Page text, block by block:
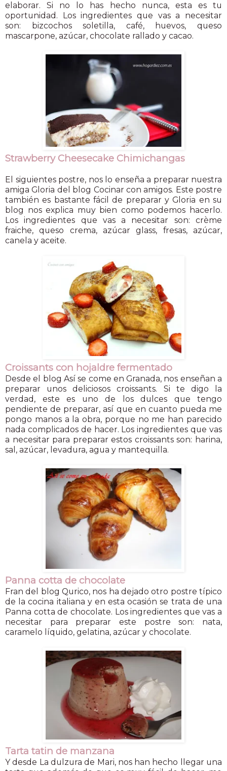
elaborar. Si no lo has hecho nunca, esta es tu
oportunidad. Los ingredientes que vas a necesitar
son: bizcochos soletilla, café, huevos, queso
mascarpone, azúcar, chocolate rallado y cacao.
Strawberry Cheesecake Chimichangas
El siguientes postre, nos lo enseña a preparar nuestra
amiga Gloria del blog Cocinar con amigos. Este postre
también es bastante fácil de preparar y Gloria en su
blog nos explica muy bien como podemos hacerlo.
Los ingredientes que vas a necesitar son: crème
fraiche, queso crema, azúcar glass, fresas, azúcar,
canela y aceite.
Croissants con hojaldre fermentado
Desde el blog Así se come en Granada, nos enseñan a
preparar unos deliciosos croissants. Si te digo la
verdad, este es uno de los dulces que tengo
pendiente de preparar, así que en cuanto pueda me
pongo manos a la obra, porque no me han parecido
nada complicados de hacer. Los ingredientes que vas
a necesitar para preparar estos croissants son: harina,
sal, azúcar, levadura, agua y mantequilla.
Panna cotta de chocolate
Fran del blog Qurico, nos ha dejado otro postre típico
de la cocina italiana y en esta ocasión se trata de una
Panna cotta de chocolate. Los ingredientes que vas a
necesitar para preparar este postre son: nata,
caramelo líquido, gelatina, azúcar y chocolate.
Tarta tatin de manzana
Y desde La dulzura de Mari, nos han hecho llegar una